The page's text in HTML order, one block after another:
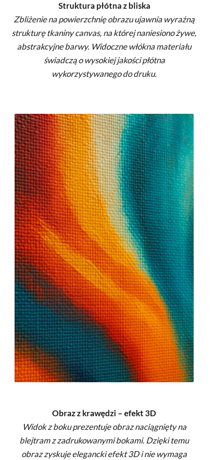
Struktura płótna z bliska
Zbliżenie na powierzchnię obrazu ujawnia wyraźną
strukturę tkaniny canvas, na której naniesiono żywe,
abstrakcyjne barwy. Widoczne włókna materiału
świadczą o wysokiej jakości płótna
wykorzystywanego do druku.
Obraz z krawędzi – efekt 3D
Widok z boku prezentuje obraz naciągnięty na
blejtram z zadrukowanymi bokami. Dzięki temu
obraz zyskuje elegancki efekt 3D i nie wymaga